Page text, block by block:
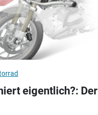
eigentlich?: Der